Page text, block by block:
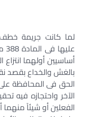
لما كانت جريمة خطف
أساسيين أولهما
بالغش والخداع بقصد
الحق فى المحافظة
الآخر واحتجازه فيه
الفعلين أو شيئاً منهما